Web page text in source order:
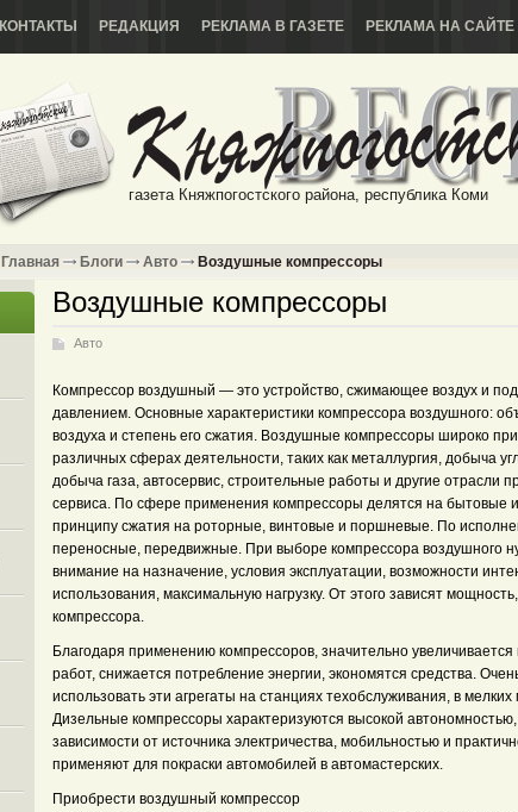
КОНТАКТЫ РЕДАКЦИЯ РЕКЛАМА В ГАЗЕТЕ РЕКЛАМА НА САЙТЕ
газета Княжпогостского района, республика Коми
Главная Блоги Авто Воздушные компрессоры
Воздушные компрессоры
Авто
Компрессор воздушный — это устройство, сжимающее воздух и
давлением. Основные характеристики компрессора воздушного:
воздуха и степень его сжатия. Воздушные компрессоры широко
различных сферах деятельности, таких как металлургия, добыча
добыча газа, автосервис, строительные работы и другие отрасли
сервиса. По сфере применения компрессоры делятся на
принципу сжатия на роторные, винтовые и поршневые. По
переносные, передвижные. При выборе компрессора воздушного
внимание на назначение, условия эксплуатации, возможности
использования, максимальную нагрузку. От этого зависят
компрессора.
Благодаря применению компрессоров, значительно увеличивается
работ, снижается потребление энергии, экономятся средства.
использовать эти агрегаты на станциях техобслуживания, в мелких
Дизельные компрессоры характеризуются высокой автономностью,
зависимости от источника электричества, мобильностью и
применяют для покраски автомобилей в автомастерских.
Приобрести воздушный компрессор